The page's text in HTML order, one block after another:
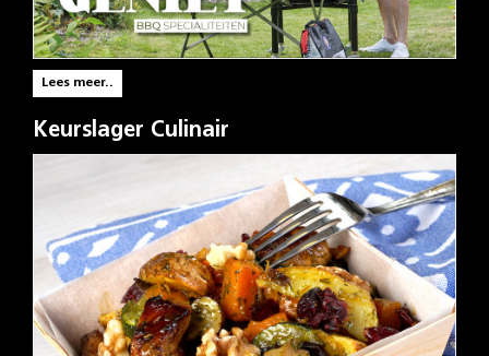
Lees meer..
Keurslager Culinair